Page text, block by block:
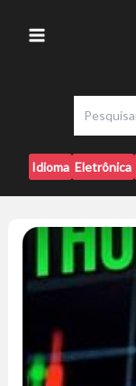
Menu
Idioma Eletrônica
Castro